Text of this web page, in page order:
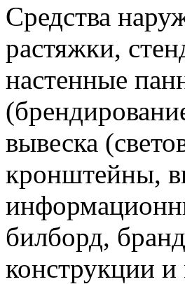
Средства
растяжки,
настенные
вывеска
кронштейны,
билборд,
конструкции